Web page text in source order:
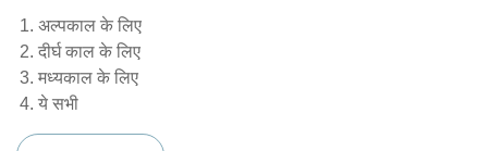
अल्पकाल के लिए
दीर्घ काल के लिए
मध्यकाल के लिए
ये सभी